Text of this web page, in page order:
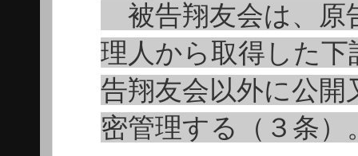
被告翔友会は、原
理人から取得した
告翔友会以外に公
密管理する（３条）